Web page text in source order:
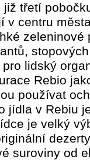
třetí
v centru
zeleninové
lidský
Rebio
používat
jídla v Rebiu
je velký
suroviny od
je
kde si
V
nabídku her
pravidelné